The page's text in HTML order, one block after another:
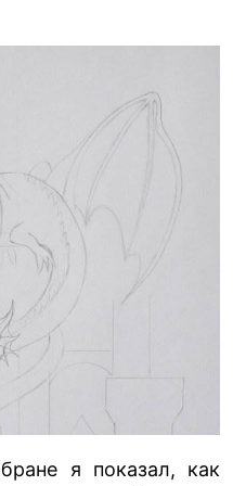
я показал, как